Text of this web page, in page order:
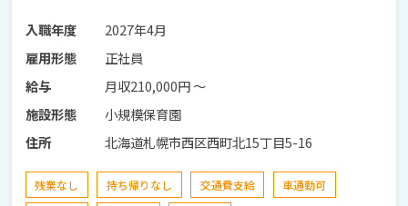
入職年度
2027年4月
雇用形態
正社員
給与
月収210,000円 〜
施設形態
小規模保育園
住所
北海道札幌市西区西町北15丁目5-16
残業なし 持ち帰りなし 交通費支給
車通勤可